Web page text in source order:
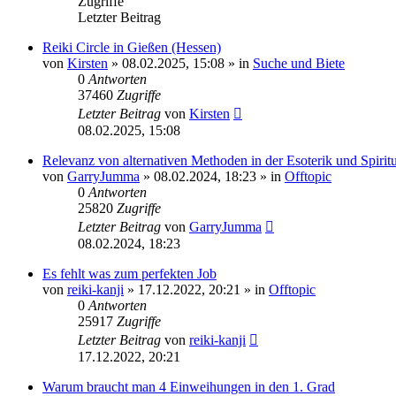
Letzter Beitrag
Reiki Circle in Gießen (Hessen)
von Kirsten » 08.02.2025, 15:08 » in Suche und Biete
0 Antworten
37460 Zugriffe
Letzter Beitrag von Kirsten
08.02.2025, 15:08
Relevanz von alternativen Methoden in der Esoterik und
von GarryJumma » 08.02.2024, 18:23 » in Offtopic
0 Antworten
25820 Zugriffe
Letzter Beitrag von GarryJumma
08.02.2024, 18:23
Es fehlt was zum perfekten Job
von reiki-kanji » 17.12.2022, 20:21 » in Offtopic
0 Antworten
25917 Zugriffe
Letzter Beitrag von reiki-kanji
17.12.2022, 20:21
Warum braucht man 4 Einweihungen in den 1. Grad